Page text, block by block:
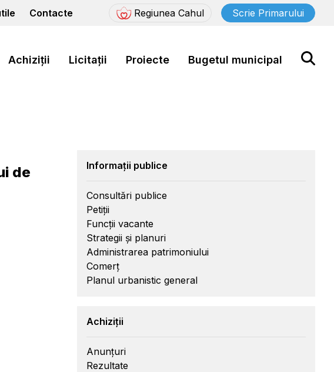
Contacte Regiunea Cahul Scrie Primarului
Achiziții Licitații Proiecte Bugetul municipal
de
Informații publice
Consultări publice
Petiții
Funcții vacante
Strategii și planuri
Administrarea patrimoniului
Comerț
Planul urbanistic general
Achiziții
Anunțuri
Rezultate